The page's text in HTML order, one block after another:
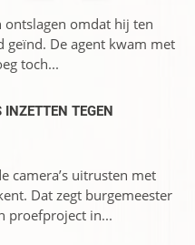
omdat hij ten
geïnd. De agent kwam met
toch...
TEGEN
camera’s uitrusten met
Dat zegt burgemeester
proefproject in...